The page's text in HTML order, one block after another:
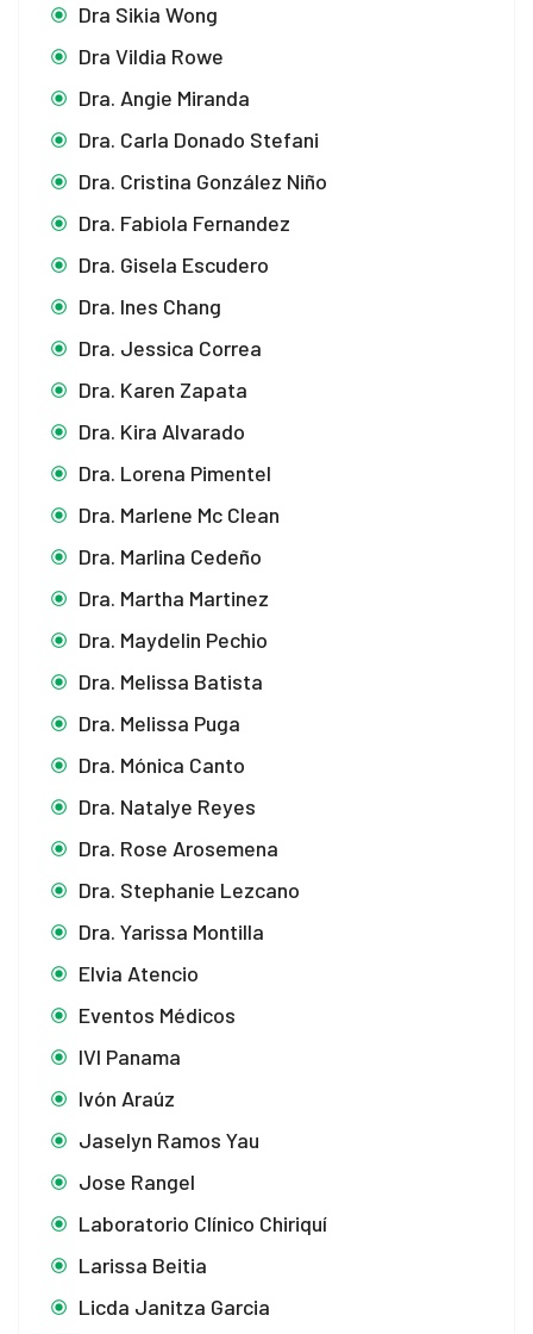
Dra Sikia Wong
Dra Vildia Rowe
Dra. Angie Miranda
Dra. Carla Donado Stefani
Dra. Cristina González Niño
Dra. Fabiola Fernandez
Dra. Gisela Escudero
Dra. Ines Chang
Dra. Jessica Correa
Dra. Karen Zapata
Dra. Kira Alvarado
Dra. Lorena Pimentel
Dra. Marlene Mc Clean
Dra. Marlina Cedeño
Dra. Martha Martinez
Dra. Maydelin Pechio
Dra. Melissa Batista
Dra. Melissa Puga
Dra. Mónica Canto
Dra. Natalye Reyes
Dra. Rose Arosemena
Dra. Stephanie Lezcano
Dra. Yarissa Montilla
Elvia Atencio
Eventos Médicos
IVI Panama
Ivón Araúz
Jaselyn Ramos Yau
Jose Rangel
Laboratorio Clínico Chiriquí
Larissa Beitia
Licda Janitza Garcia